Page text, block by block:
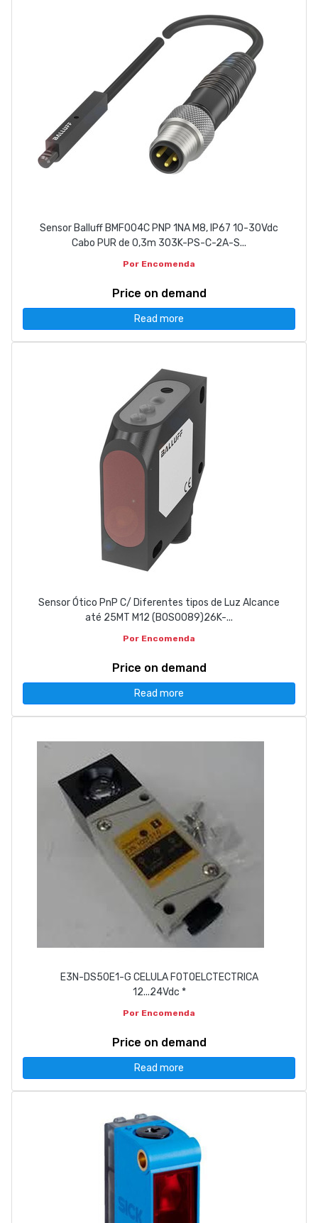
Sensor Balluff BMF004C PNP 1NA M8, IP67 10-30Vdc
Cabo PUR de 0,3m 303K-PS-C-2A-S...
Por Encomenda
Price on demand
Read more
Sensor Ótico PnP C/ Diferentes tipos de Luz Alcance
até 25MT M12 (BOS0089)26K-...
Por Encomenda
Price on demand
Read more
E3N-DS50E1-G CELULA FOTOELCTECTRICA
12...24Vdc *
Por Encomenda
Price on demand
Read more